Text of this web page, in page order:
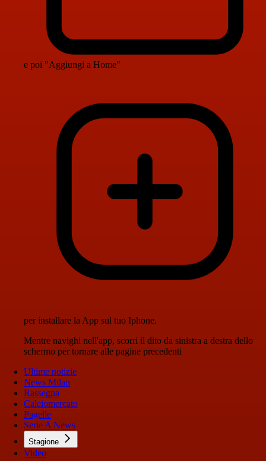
e poi "Aggiungi a Home"
per installare la App sul tuo Iphone.
Mentre navighi nell'app, scorri il dito da sinistra a destra dello
schermo per tornare alle pagine precedenti
Ultime notizie
News Milan
Rassegna
Calciomercato
Pagelle
Serie A News
Stagione
Video